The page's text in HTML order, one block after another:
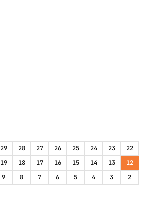
29 28 27 26 25 24 23
22
19 18 17 16 15 14 13
12
9 8 7 6 5 4 3
2